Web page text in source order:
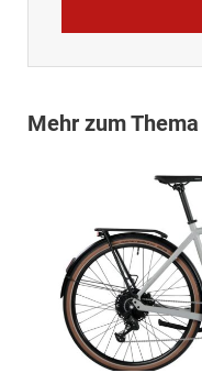
Mehr zum Thema